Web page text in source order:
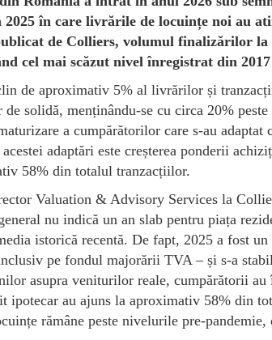
2025 în care livrările de locuințe noi au
de Colliers, volumul finalizărilor la
cel mai scăzut nivel înregistrat din
de aproximativ 5% al livrărilor și
de solidă, menținându-se cu circa 20%
a cumpărătorilor care s-au
adaptări este creșterea ponderii
58% din totalul tranzacțiilor.
Valuation & Advisory Services la
nu indică un an slab pentru piața
istorică recentă. De fapt, 2025 a fost
pe fondul majorării TVA – și s-a
asupra veniturilor reale, cumpărătorii au
ipotecar au ajuns la aproximativ 58% din
rămâne peste nivelurile pre-